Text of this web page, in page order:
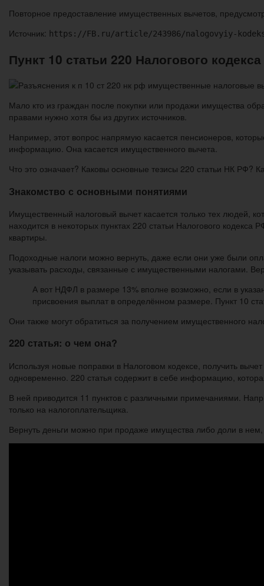
Повторное предоставление имущественных вычетов,
Источник: https://FB.ru/article/243986/nalogovyiy-
Пункт 10 статьи 220 Налогового
Мало кто из граждан после покупки или продажи имущества
правами нужно хотя бы из других источников.
Например, этот вопрос напрямую касается пенсионеров,
информацию. Она касается имущественного вычета.
Что это означает? Каковы основные тезисы 220 статьи НК РФ?
Знакомство с основными понятиями
Имущественный налоговый вычет касается только тех людей,
находится в некоторых пунктах 220 статьи Налогового
квартиры.
Подоходные налоги можно вернуть, даже если они уже были
указывать расходы, связанные с имущественными налогами.
А вот НДФЛ в размере 13% вполне возможно, если в
присвоения выплат в определённом размере. Пункт 10
Они также могут обратиться за получением имущественного
220 статья: о чем она?
Используя новые поправки в Налоговом кодексе, получить
одновременно. 220 статья содержит в себе информацию,
В ней приводится 11 пунктов с различными примечаниями.
только на налогоплательщика.
Вернуть деньги можно при продаже имущества либо доли в